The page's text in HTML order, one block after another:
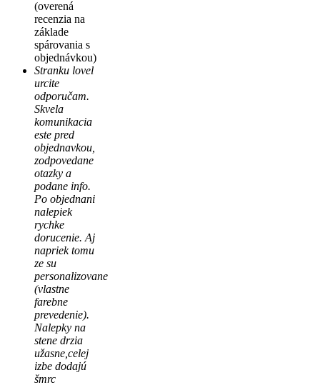
(overená
recenzia na
základe
spárovania s
objednávkou)
Stranku lovel
urcite
odporučam.
Skvela
komunikacia
este pred
objednavkou,
zodpovedane
otazky a
podane info.
Po objednani
nalepiek
rychke
dorucenie. Aj
napriek tomu
ze su
personalizovane
(vlastne
farebne
prevedenie).
Nalepky na
stene drzia
užasne,celej
izbe dodajú
šmrc